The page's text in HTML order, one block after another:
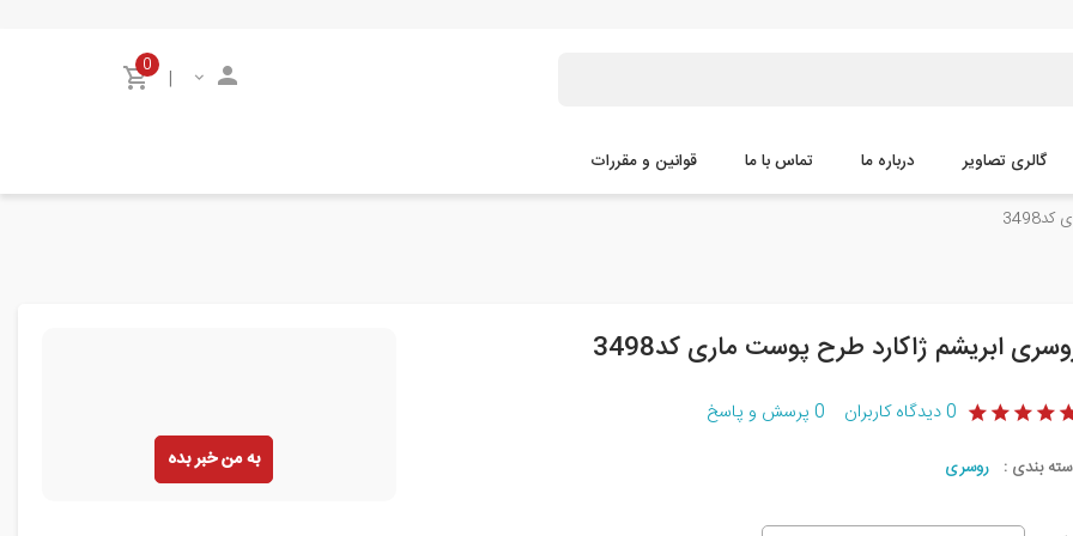
|
0
گالری تصاویر درباره ما تماس با ما قوانین و مقررات
ابریشم ژاکارد طرح پوست ماری کد3498
0دیدگاه کاربران 0 پرسش و پاسخ
بندی : روسری به من خبر بده